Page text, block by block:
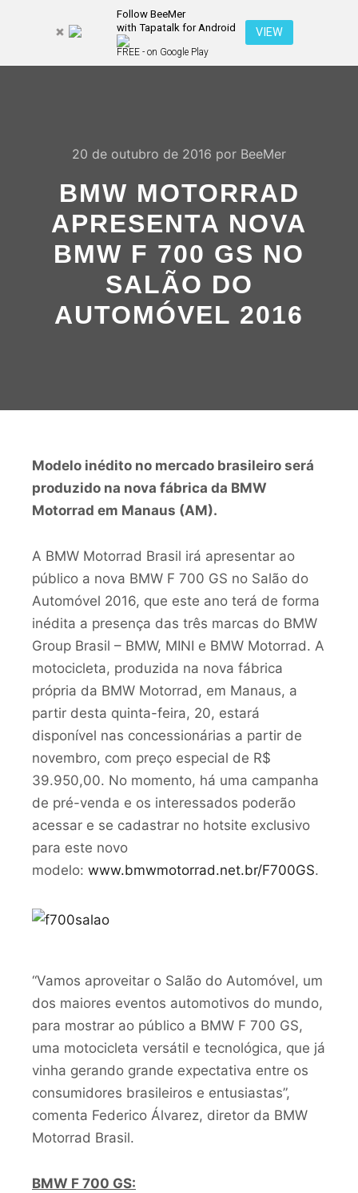
Follow BeeMer
with Tapatalk for Android
FREE - on Google Play
VIEW
20 de outubro de 2016 por BeeMer
BMW MOTORRAD
APRESENTA NOVA
BMW F 700 GS NO
SALÃO DO
AUTOMÓVEL 2016
Modelo inédito no mercado brasileiro será
produzido na nova fábrica da BMW
Motorrad em Manaus (AM).
A BMW Motorrad Brasil irá apresentar ao
público a nova BMW F 700 GS no Salão do
Automóvel 2016, que este ano terá de forma
inédita a presença das três marcas do BMW
Group Brasil – BMW, MINI e BMW Motorrad. A
motocicleta, produzida na nova fábrica
própria da BMW Motorrad, em Manaus, a
partir desta quinta-feira, 20, estará
disponível nas concessionárias a partir de
novembro, com preço especial de R$
39.950,00. No momento, há uma campanha
de pré-venda e os interessados poderão
acessar e se cadastrar no hotsite exclusivo
para este novo
modelo: www.bmwmotorrad.net.br/F700GS.
“Vamos aproveitar o Salão do Automóvel, um
dos maiores eventos automotivos do mundo,
para mostrar ao público a BMW F 700 GS,
uma motocicleta versátil e tecnológica, que já
vinha gerando grande expectativa entre os
consumidores brasileiros e entusiastas”,
comenta Federico Álvarez, diretor da BMW
Motorrad Brasil.
BMW F 700 GS: